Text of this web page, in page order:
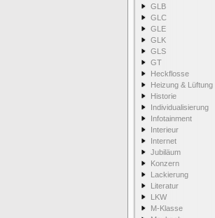
GLB
GLC
GLE
GLK
GLS
GT
Heckflosse
Heizung & Lüftung
Historie
Individualisierung
Infotainment
Interieur
Internet
Jubiläum
Konzern
Lackierung
Literatur
LKW
M-Klasse